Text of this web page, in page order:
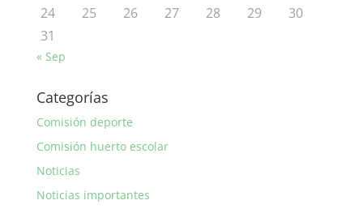
24
25 26 27 28 29
30
31
« Sep
Categorías
Comisión deporte
Comisión huerto escolar
Noticias
Noticias importantes